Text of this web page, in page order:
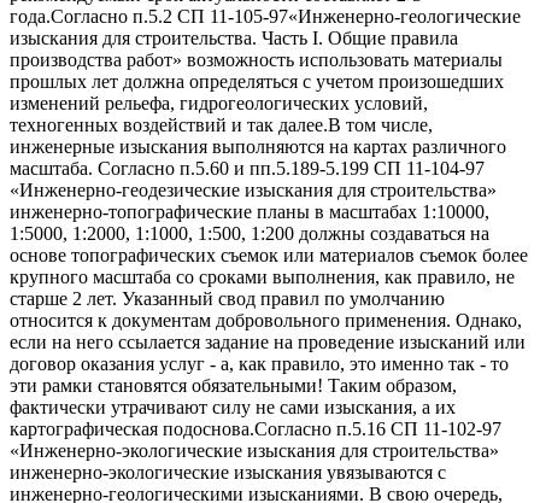
года.Согласно п.5.2 СП 11-105-97«Инженерно-геологические
изыскания для строительства. Часть I. Общие правила
производства работ» возможность использовать материалы
прошлых лет должна определяться с учетом произошедших
изменений рельефа, гидрогеологических условий,
техногенных воздействий и так далее.В том числе,
инженерные изыскания выполняются на картах различного
масштаба. Согласно п.5.60 и пп.5.189-5.199 СП 11-104-97
«Инженерно-геодезические изыскания для строительства»
инженерно-топографические планы в масштабах 1:10000,
1:5000, 1:2000, 1:1000, 1:500, 1:200 должны создаваться на
основе топографических съемок или материалов съемок более
крупного масштаба со сроками выполнения, как правило, не
старше 2 лет. Указанный свод правил по умолчанию
относится к документам добровольного применения. Однако,
если на него ссылается задание на проведение изысканий или
договор оказания услуг - а, как правило, это именно так - то
эти рамки становятся обязательными! Таким образом,
фактически утрачивают силу не сами изыскания, а их
картографическая подоснова.Согласно п.5.16 СП 11-102-97
«Инженерно-экологические изыскания для строительства»
инженерно-экологические изыскания увязываются с
инженерно-геологическими изысканиями. В свою очередь,